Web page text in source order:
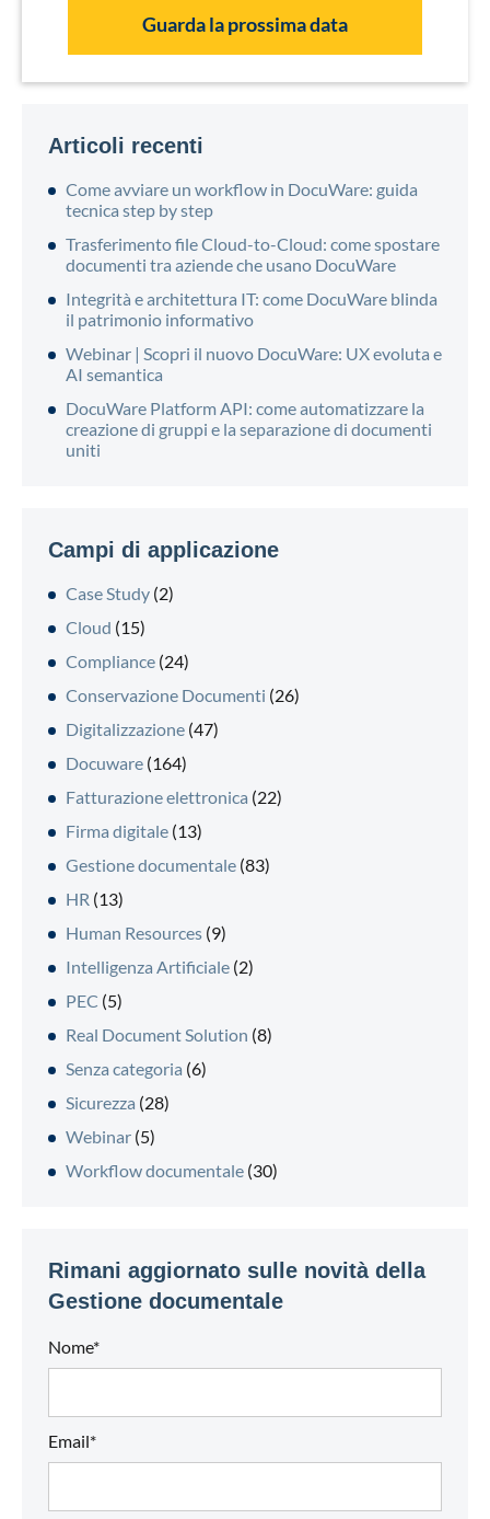
Guarda la prossima data
Articoli recenti
Come avviare un workflow in DocuWare: guida
tecnica step by step
Trasferimento file Cloud-to-Cloud: come spostare
documenti tra aziende che usano DocuWare
Integrità e architettura IT: come DocuWare blinda
il patrimonio informativo
Webinar | Scopri il nuovo DocuWare: UX evoluta e
AI semantica
DocuWare Platform API: come automatizzare la
creazione di gruppi e la separazione di documenti
uniti
Campi di applicazione
Case Study (2)
Cloud (15)
Compliance (24)
Conservazione Documenti (26)
Digitalizzazione (47)
Docuware (164)
Fatturazione elettronica (22)
Firma digitale (13)
Gestione documentale (83)
HR (13)
Human Resources (9)
Intelligenza Artificiale (2)
PEC (5)
Real Document Solution (8)
Senza categoria (6)
Sicurezza (28)
Webinar (5)
Workflow documentale (30)
Rimani aggiornato sulle novità della
Gestione documentale
Nome*
Email*